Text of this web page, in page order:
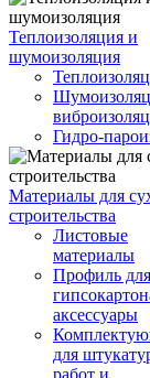
Теплоизоляция и
шумоизоляция
Гидро-
Материалы для
строительства
Листовые
материалы
Профиль для
аксессуары
для
работ и